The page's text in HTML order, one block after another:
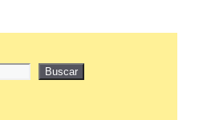
Buscar